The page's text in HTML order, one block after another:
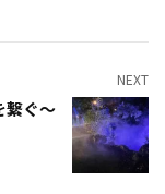
NEXT
繋ぐ～